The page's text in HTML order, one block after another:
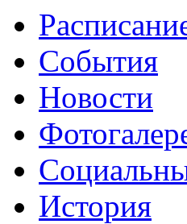
События
Новости
История